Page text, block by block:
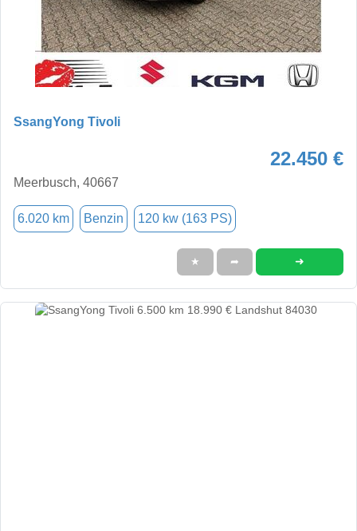
SsangYong Tivoli
22.450 €
Meerbusch, 40667
6.020 km Benzin 120 kw (163 PS)
★ ➦ ➜